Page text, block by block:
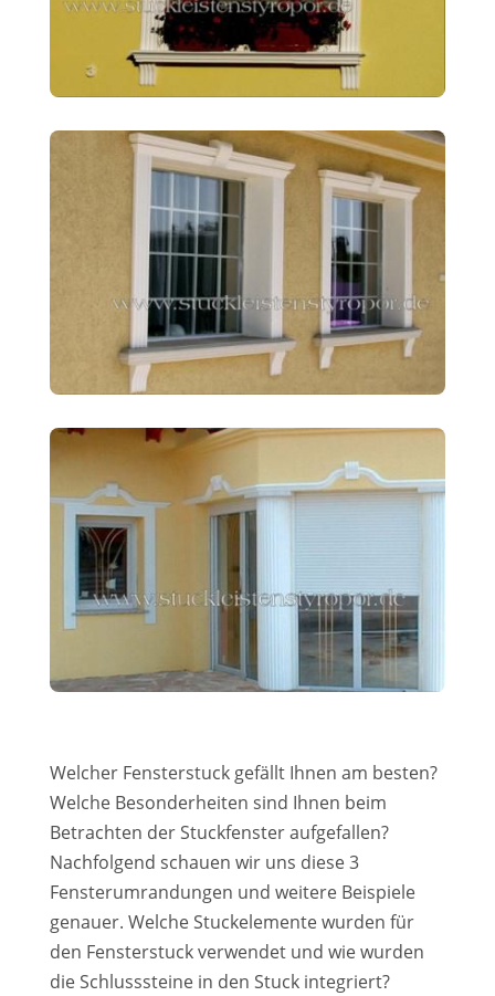
Welcher Fensterstuck gefällt Ihnen am besten?
Welche Besonderheiten sind Ihnen beim
Betrachten der Stuckfenster aufgefallen?
Nachfolgend schauen wir uns diese 3
Fensterumrandungen und weitere Beispiele
genauer. Welche Stuckelemente wurden für
den Fensterstuck verwendet und wie wurden
die Schlusssteine in den Stuck integriert?